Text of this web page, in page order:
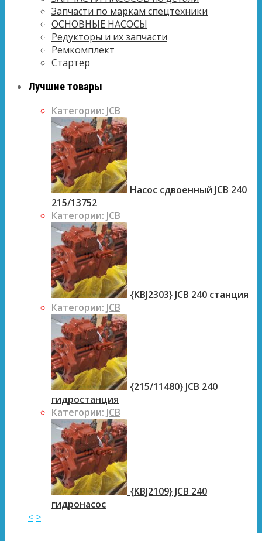
Запчасти по маркам спецтехники
ОСНОВНЫЕ НАСОСЫ
Редукторы и их запчасти
Ремкомплект
Стартер
Лучшие товары
Категории: JCB
Насос сдвоенный JCB 240
215/13752
Категории: JCB
{KBJ2303} JCB 240 станция
Категории: JCB
{215/11480} JCB 240
гидростанция
Категории: JCB
{KBJ2109} JCB 240
гидронасос
< >